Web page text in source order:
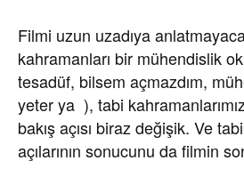
Filmi uzun uzadıya
kahramanları bir mühendislik
tesadüf, bilsem açmazdım,
yeter ya ), tabi
bakış açısı biraz değişik. Ve
açılarının sonucunu da filmin